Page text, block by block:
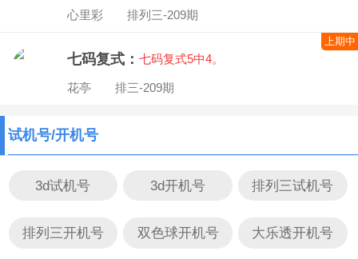
心里彩 排列三-209期
七码复式： 七码复式5中4。
花亭 排三-209期
上期中
试机号/开机号
3d试机号 3d开机号 排列三试机号
排列三开机号 双色球开机号 大乐透开机号